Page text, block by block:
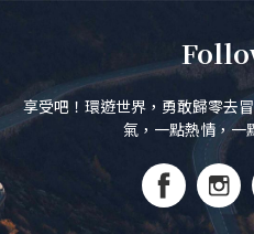
享受吧！環遊世界，勇敢歸零去
氣，一點熱情，一